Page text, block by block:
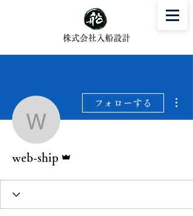
株式会社入船設計
web-ship
フォローする
web-ship